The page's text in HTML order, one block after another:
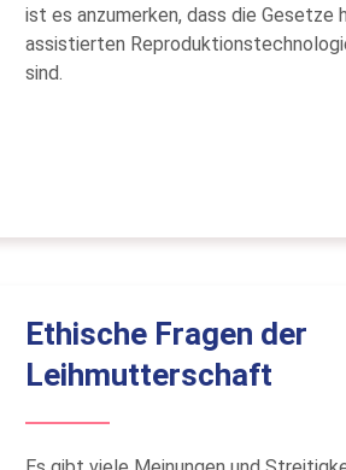
ist es anzumerken, dass die Gesetze
assistierten
sind.
Ethische Fragen der
Leihmutterschaft